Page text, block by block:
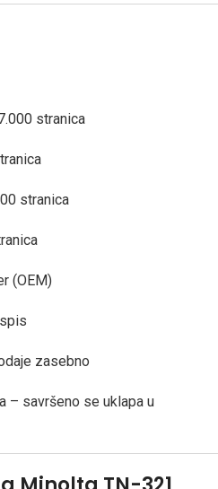
stranica
stranica
(OEM)
zasebno
– savršeno se uklapa u